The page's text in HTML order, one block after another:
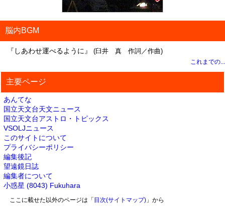
脳内BGM
『しあわせ運べるように』 (臼井 真 作詞／作曲)
これまでの...
主要ページ
あんてな
国立天文台天文ニュース
国立天文台アストロ・トピックス
VSOLJニュース
このサイトについて
プライバシーポリシー
編集後記
望遠鏡日誌
編集者について
小惑星 (8043) Fukuhara
ここに載せた以外のページは「 目次(サイトマップ)」から